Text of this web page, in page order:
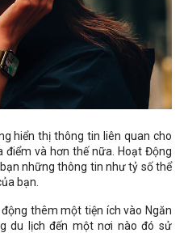
hiển thị thông tin liên quan cho
và hơn thế nữa. Hoạt Động
những thông tin như tỷ số thể
bạn.
thêm một tiện ích vào Ngăn
du lịch đến một nơi nào đó sử